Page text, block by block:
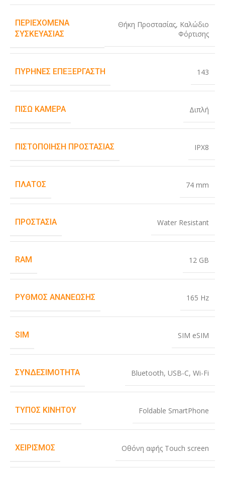
ΠΕΡΙΕΧΌΜΕΝΑ
ΣΥΣΚΕΥΑΣΊΑΣ
Θήκη Προστασίας, Καλώδιο
Φόρτισης
ΠΥΡΉΝΕΣ ΕΠΕΞΕΡΓΑΣΤΉ 143
ΠΊΣΩ ΚΆΜΕΡΑ Διπλή
ΠΙΣΤΟΠΟΊΗΣΗ ΠΡΟΣΤΑΣΊΑΣ IPX8
ΠΛΆΤΟΣ 74 mm
ΠΡΟΣΤΑΣΊΑ Water Resistant
RAM 12 GB
ΡΥΘΜΌΣ ΑΝΑΝΈΩΣΗΣ 165 Hz
SIM SIM eSIM
ΣΥΝΔΕΣΙΜΌΤΗΤΑ Bluetooth, USB-C, Wi-Fi
ΤΎΠΟΣ ΚΙΝΗΤΟΎ Foldable SmartPhone
ΧΕΙΡΙΣΜΌΣ Οθόνη αφής Touch screen